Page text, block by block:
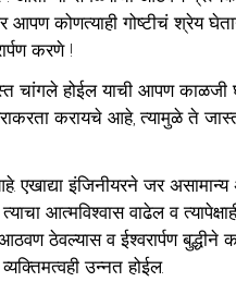
आपण कोणत्याही गोष्टीचं श्रेय
करणे !
चांगले होईल याची आपण
करायचे आहे, त्यामुळे ते
एखाद्या इंजिनीयरने जर
आत्मविश्वास वाढेल व
ठेवल्यास व ईश्वरार्पण बुद्धीने
उन्नत होईल.